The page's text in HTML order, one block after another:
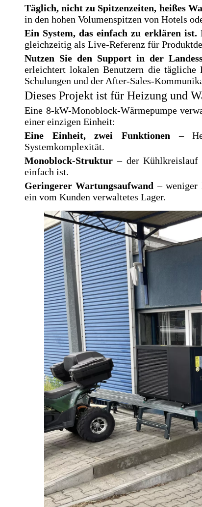
Täglich, nicht zu Spitzenzeiten, heißes
in den hohen Volumenspitzen von Hotels
Ein System, das einfach zu erklären ist.
gleichzeitig als Live-Referenz für
Nutzen Sie den Support in der
erleichtert lokalen Benutzern die tägliche
Schulungen und der After-Sales-
Dieses Projekt ist für Heizung und
Eine 8-kW-Monoblock-Wärmepumpe
einer einzigen Einheit:
Eine Einheit, zwei Funktionen–
Systemkomplexität.
Monoblock-Struktur– der Kühlkreislauf
einfach ist.
Geringerer Wartungsaufwand– weniger
ein vom Kunden verwaltetes Lager.